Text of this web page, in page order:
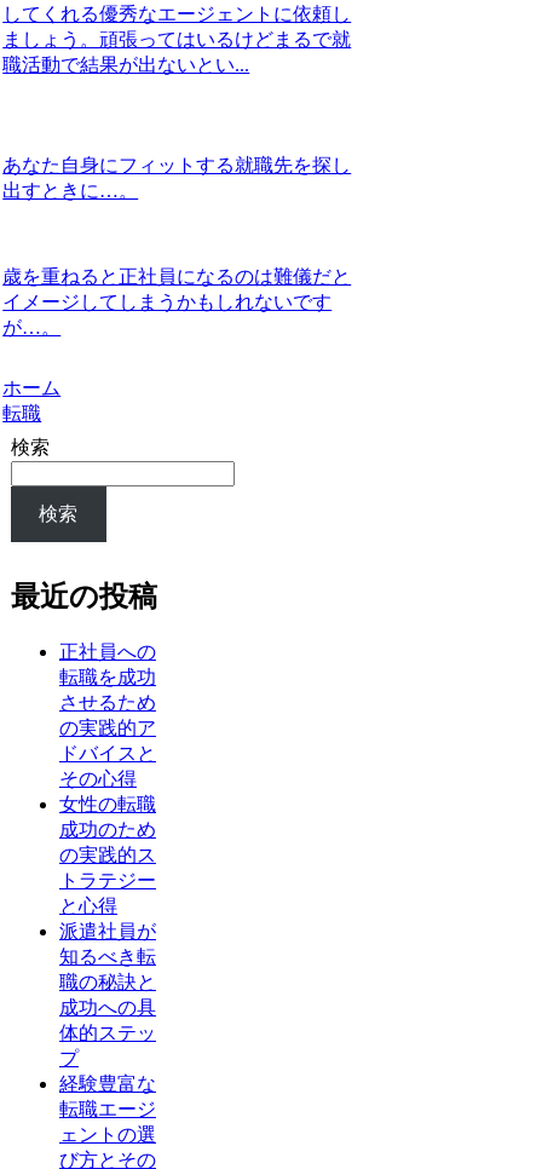
してくれる優秀なエージェントに依頼し
ましょう。頑張ってはいるけどまるで就
職活動で結果が出ないとい...
あなた自身にフィットする就職先を探し
出すときに…。
歳を重ねると正社員になるのは難儀だと
イメージしてしまうかもしれないです
が…。
ホーム
転職
検索
検索
最近の投稿
正社員への
転職を成功
させるため
の実践的ア
ドバイスと
その心得
女性の転職
成功のため
の実践的ス
トラテジー
と心得
派遣社員が
知るべき転
職の秘訣と
成功への具
体的ステッ
プ
経験豊富な
転職エージ
ェントの選
び方とその